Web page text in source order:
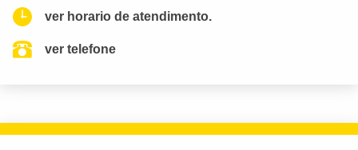
ver horario de atendimento.
ver telefone